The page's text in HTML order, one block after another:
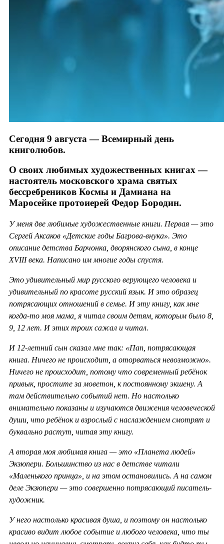
Сегодня 9 августа — Всемирный день
книголюбов.
О своих любимых художественных книгах —
настоятель московского храма святых
бессребреников Космы и Дамиана на
Маросейке протоиерей Федор Бородин.
У меня две любимые художественные книги. Первая — это
Сергей Аксаков «Детские годы Багрова-внука». Это
описание детства Барчонка, дворянского сына, в конце
XVIII века. Написано им многие годы спустя.
Это удивительный мир русского верующего человека и
удивительный по красоте русский язык. И это образец
потрясающих отношений в семье. И эту книгу, как мне
когда-то моя мама, я читал своим детям, которым было 8,
9, 12 лет. И этих троих сажал и читал.
И 12-летний сын сказал мне так: «Пап, потрясающая
книга. Ничего не происходит, а оторваться невозможно».
Ничего не происходит, потому что современный ребёнок
привык, простите за моветон, к постоянному экшену. А
там действительно событий нет. Но настолько
внимательно показаны и изучаются движения человеческой
души, что ребёнок и взрослый с наслаждением смотрят и
буквально растут, читая эту книгу.
А вторая моя любимая книга — это «Планета людей»
Экзюпери. Большинство из нас в детстве читали
«Маленького принца», и на этом остановились. А на самом
деле Экзюпери — это совершенно потрясающий писатель-
художник.
У него настолько красивая душа, и поэтому он настолько
красиво видит любое событие и любого человека, что ты